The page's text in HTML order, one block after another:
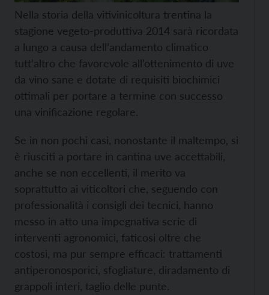
Nella storia della vitivinicoltura trentina la
stagione vegeto-produttiva 2014 sarà ricordata
a lungo a causa dell’andamento climatico
tutt’altro che favorevole all’ottenimento di uve
da vino sane e dotate di requisiti biochimici
ottimali per portare a termine con successo
una vinificazione regolare.
Se in non pochi casi, nonostante il maltempo, si
è riusciti a portare in cantina uve accettabili,
anche se non eccellenti, il merito va
soprattutto ai viticoltori che, seguendo con
professionalità i consigli dei tecnici, hanno
messo in atto una impegnativa serie di
interventi agronomici, faticosi oltre che
costosi, ma pur sempre efficaci: trattamenti
antiperonosporici, sfogliature, diradamento di
grappoli interi, taglio delle punte.